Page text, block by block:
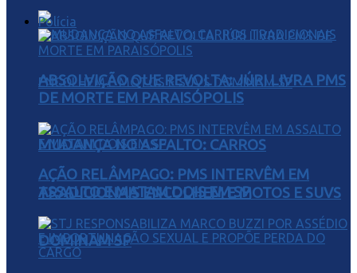
MUDANÇA NO ASFALTO: CARROS
TRADICIONAIS ENCOLHEM E MOTOS E SUVS
DOMINAM SP
Polícia
ABSOLVIÇÃO QUE REVOLTA: JÚRI LIVRA PMS
DE MORTE EM PARAISÓPOLIS
AÇÃO RELÂMPAGO: PMS INTERVÊM EM
ASSALTO E MATAM DOIS EM SP